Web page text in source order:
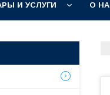
И УСЛУГИ О